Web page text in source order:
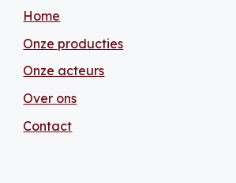
Home
Onze producties
Onze acteurs
Over ons
Contact